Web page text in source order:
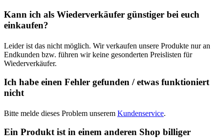
Kann ich als Wiederverkäufer günstiger bei euch
einkaufen?
Leider ist das nicht möglich. Wir verkaufen unsere Produkte nur an
Endkunden bzw. führen wir keine gesonderten Preislisten für
Wiederverkäufer.
Ich habe einen Fehler gefunden / etwas funktioniert
nicht
Bitte melde dieses Problem unserem Kundenservice.
Ein Produkt ist in einem anderen Shop billiger